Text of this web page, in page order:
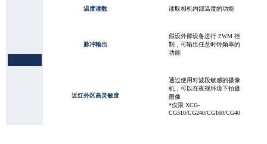
温度读数 读取相机内部温度的功能
脉冲输出
假设外部设备进行 PWM 控
制，可输出任意时钟频率的
功能
近红外区高灵敏度
通过使用对波段敏感的摄像
机，可以在夜视环境下拍摄
图像
*仅限 XCG-
CG510/CG240/CG160/CG40